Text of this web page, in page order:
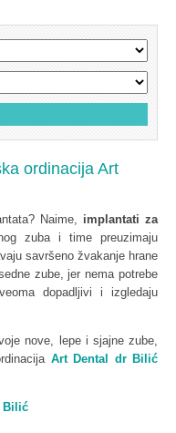
ordinacija Art
Naime, implantati za
zuba i time preuzimaju
savršeno žvakanje hrane
zube, jer nema potrebe
dopadljivi i izgledaju
nove, lepe i sjajne zube,
Art Dental dr Bilić
Bilić